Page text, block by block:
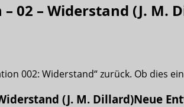
02 – Widerstand (J. M.
002: Widerstand“ zurück. Ob dies
Neue